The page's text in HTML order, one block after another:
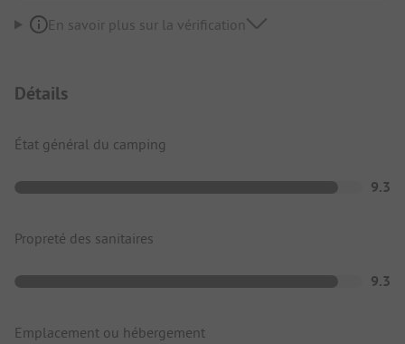
En savoir plus sur la vérification
Détails
État général du camping
9.3
Propreté des sanitaires
9.3
Emplacement ou hébergement